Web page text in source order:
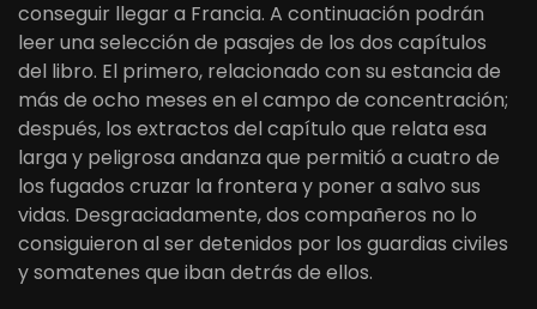
conseguir llegar a Francia. A continuación podrán
leer una selección de pasajes de los dos capítulos
del libro. El primero, relacionado con su estancia de
más de ocho meses en el campo de concentración;
después, los extractos del capítulo que relata esa
larga y peligrosa andanza que permitió a cuatro de
los fugados cruzar la frontera y poner a salvo sus
vidas. Desgraciadamente, dos compañeros no lo
consiguieron al ser detenidos por los guardias civiles
y somatenes que iban detrás de ellos.